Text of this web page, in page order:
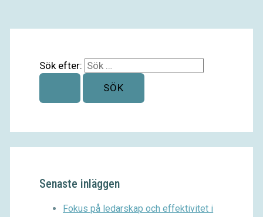
Sök efter:
Senaste inläggen
Fokus på ledarskap och effektivitet i